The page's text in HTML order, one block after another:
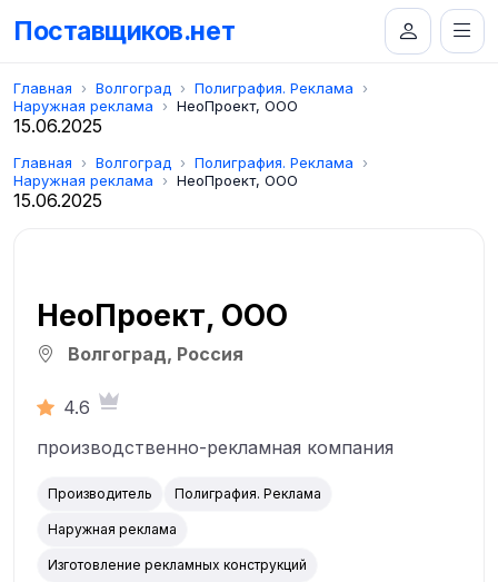
Поставщиков.нет
Главная Волгоград
Полиграфия. Реклама
Наружная реклама
НеоПроект, ООО
15.06.2025
Главная Волгоград
Полиграфия. Реклама
Наружная реклама
НеоПроект, ООО
15.06.2025
НеоПроект, ООО
Волгоград, Россия
4.6
производственно-рекламная компания
Производитель Полиграфия. Реклама
Наружная реклама
Изготовление рекламных конструкций